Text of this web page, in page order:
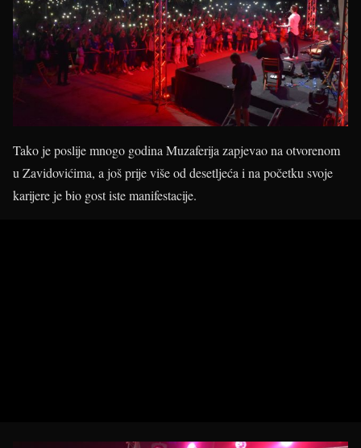
Tako je poslije mnogo godina Muzaferija zapjevao na otvorenom
u Zavidovićima, a još prije više od desetljeća i na početku svoje
karijere je bio gost iste manifestacije.